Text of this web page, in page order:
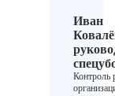
Иван
Контроль